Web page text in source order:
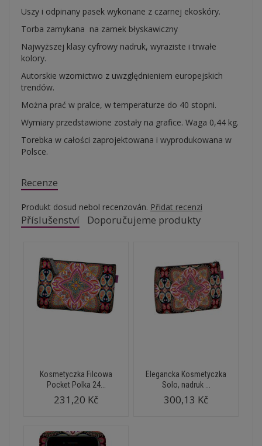
Uszy i odpinany pasek wykonane z czarnej ekoskóry.
Torba zamykana na zamek błyskawiczny
Najwyższej klasy cyfrowy nadruk, wyraziste i trwałe
kolory.
Autorskie wzornictwo z uwzględnieniem europejskich
trendów.
Można prać w pralce, w temperaturze do 40 stopni.
Wymiary przedstawione zostały na grafice. Waga 0,44 kg.
Torebka w całości zaprojektowana i wyprodukowana w
Polsce.
Recenze
Produkt dosud nebol recenzován. Přidat recenzi
Příslušenství Doporučujeme produkty
Kosmetyczka Filcowa
Pocket Polka 24...
231,20 Kč
Elegancka Kosmetyczka
Solo, nadruk ...
300,13 Kč